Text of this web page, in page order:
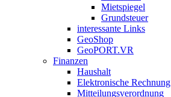
Mietspiegel
Grundsteuer
interessante Links
GeoShop
GeoPORT.VR
Finanzen
Haushalt
Elektronische Rechnung
Mitteilungsverordnung